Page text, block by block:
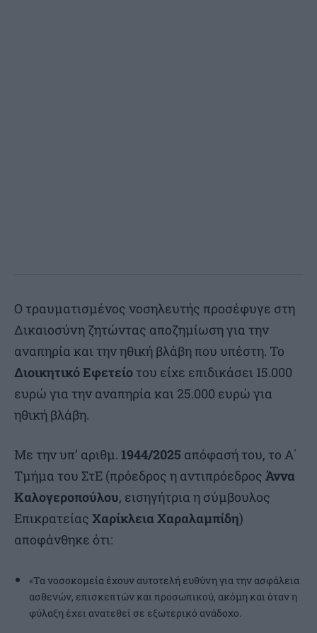
Ο τραυματισμένος νοσηλευτής προσέφυγε στη
Δικαιοσύνη ζητώντας αποζημίωση για την
αναπηρία και την ηθική βλάβη που υπέστη. Το
Διοικητικό Εφετείοτου είχε επιδικάσει 15.000
ευρώ για την αναπηρία και 25.000 ευρώ για
ηθική βλάβη.
Με την υπ’ αριθμ. 1944/2025 απόφασή του, το Α΄
Τμήμα του ΣτΕ (πρόεδρος η αντιπρόεδρος Άννα
Καλογεροπούλου, εισηγήτρια η σύμβουλος
Επικρατείας Χαρίκλεια Χαραλαμπίδη)
αποφάνθηκε ότι:
«Τα νοσοκομεία έχουν αυτοτελή ευθύνη για την ασφάλεια
ασθενών, επισκεπτών και προσωπικού, ακόμη και όταν η
φύλαξη έχει ανατεθεί σε εξωτερικό ανάδοχο.